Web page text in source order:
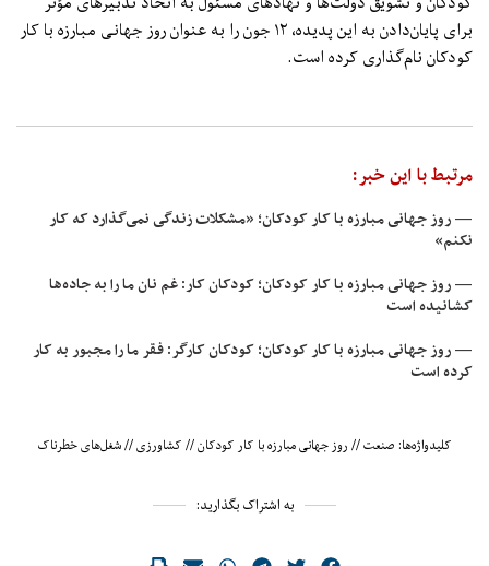
برای پایان‌دادن به این پدیده، ۱۲ جون را به عنوان روز جهانی مبارزه با کار
کودکان نام‌گذاری کرده است.
مرتبط با این خبر:
— روز جهانی مبارزه با کار کودکان؛ «مشکلات زندگی نمی‌گذارد که کار
نکنم»
— روز جهانی مبارزه با کار کودکان؛ کودکان کار: غم نان ما را به جاده‌ها
کشانیده است
— روز جهانی مبارزه با کار کودکان؛ کودکان کارگر: فقر ما را مجبور به کار
کرده است
کلیدواژه‌ها: صنعت//روز جهانی مبارزه با کار کودکان//کشاورزی//شغل‌های خطرناک
به اشتراک بگذارید: